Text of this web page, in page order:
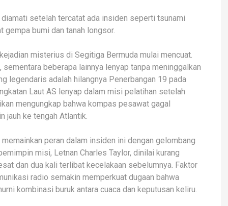
setelah tercatat ada insiden seperti tsunami
bumi dan tanah longsor.
misterius di Segitiga Bermuda mulai mencuat.
beberapa lainnya lenyap tanpa meninggalkan
legendaris adalah hilangnya Penerbangan 19 pada
Laut AS lenyap dalam misi pelatihan setelah
mengungkap bahwa kompas pesawat gagal
ke tengah Atlantik.
peran dalam insiden ini dengan gelombang
misi, Letnan Charles Taylor, dinilai kurang
dan dua kali terlibat kecelakaan sebelumnya. Faktor
radio semakin memperkuat dugaan bahwa
kombinasi buruk antara cuaca dan keputusan keliru.